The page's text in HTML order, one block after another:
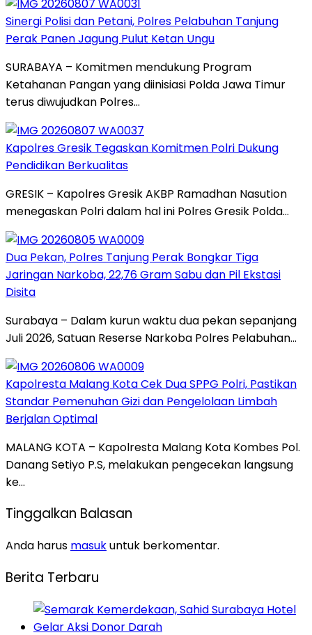
Sinergi Polisi dan Petani, Polres Pelabuhan Tanjung
Perak Panen Jagung Pulut Ketan Ungu
SURABAYA – Komitmen mendukung Program
Ketahanan Pangan yang diinisiasi Polda Jawa Timur
terus diwujudkan Polres…
Kapolres Gresik Tegaskan Komitmen Polri Dukung
Pendidikan Berkualitas
GRESIK – Kapolres Gresik AKBP Ramadhan Nasution
menegaskan Polri dalam hal ini Polres Gresik Polda…
Dua Pekan, Polres Tanjung Perak Bongkar Tiga
Jaringan Narkoba, 22,76 Gram Sabu dan Pil Ekstasi
Disita
Surabaya – Dalam kurun waktu dua pekan sepanjang
Juli 2026, Satuan Reserse Narkoba Polres Pelabuhan…
Kapolresta Malang Kota Cek Dua SPPG Polri, Pastikan
Standar Pemenuhan Gizi dan Pengelolaan Limbah
Berjalan Optimal
MALANG KOTA – Kapolresta Malang Kota Kombes Pol.
Danang Setiyo P.S, melakukan pengecekan langsung
ke…
Tinggalkan Balasan
Anda harus masukuntuk berkomentar.
Berita Terbaru